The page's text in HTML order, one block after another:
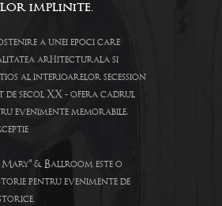
implinite.
a unei epoci care
arhitecturala si
al interioarelor secession
de secol XX - ofera cadrul
evenimente memorabile,
Mary" & Ballroom este o
pentru evenimente de